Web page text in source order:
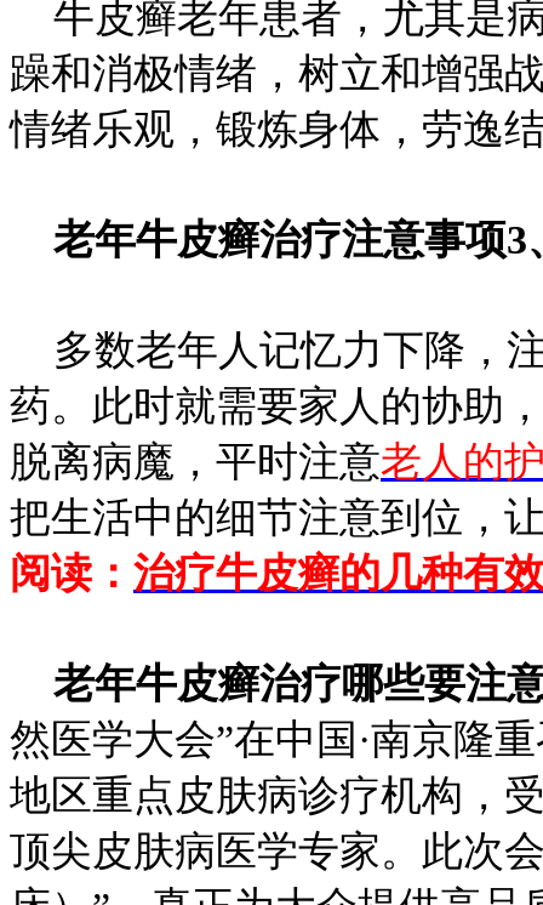
牛皮癣老年患者，尤其是
躁和消极情绪，树立和增强
情绪乐观，锻炼身体，劳逸
老年牛皮癣治疗注意事项3
多数老年人记忆力下降，
药。此时就需要家人的协助
脱离病魔，平时注意老人的
把生活中的细节注意到位，
阅读： 治疗牛皮癣的几种有
老年牛皮癣治疗哪些要注
然医学大会”在中国·南京隆
地区重点皮肤病诊疗机构，
顶尖皮肤病医学专家。此次